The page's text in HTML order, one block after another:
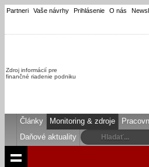
Partneri Vaše návrhy Prihlásenie O nás
Zdroj informácií pre
finančné riadenie podniku
Články Monitoring & zdroje
Daňové aktuality